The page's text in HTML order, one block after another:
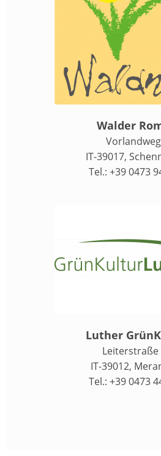
Walder
IT-39017,
Tel.: +39 0473
Luther
Leiterstraße
IT-39012,
Tel.: +39 0473